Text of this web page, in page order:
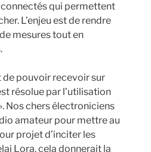
qui permettent
L’enjeu est de rendre
mesures tout en
de pouvoir recevoir sur
résolue par l’utilisation
Nos chers électroniciens
amateur pour mettre au
projet d’inciter les
Lora, cela donnerait la